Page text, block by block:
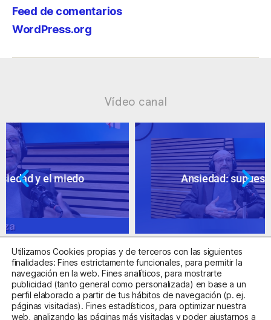
Feed de comentarios
WordPress.org
Vídeo canal
Ansiedad: supuestos cuestionables
Centro Sanitario Autorizado con el código E08737002
Utilizamos Cookies propias y de terceros con las siguientes
finalidades: Fines estrictamente funcionales, para permitir la
navegación en la web. Fines analíticos, para mostrarte
publicidad (tanto general como personalizada) en base a un
perfil elaborado a partir de tus hábitos de navegación (p. ej.
páginas visitadas). Fines estadísticos, para optimizar nuestra
web, analizando las páginas más visitadas y poder ajustarnos a